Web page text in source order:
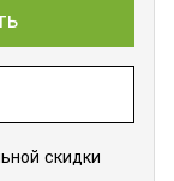
скидки